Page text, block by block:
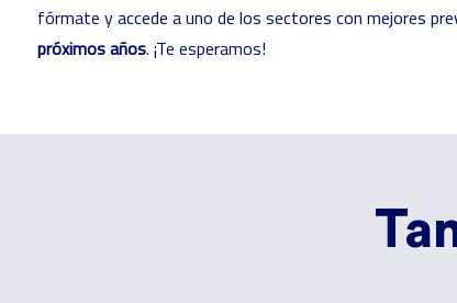
fórmate y accede a uno de los sectores con mejores
próximos años. ¡Te esperamos!